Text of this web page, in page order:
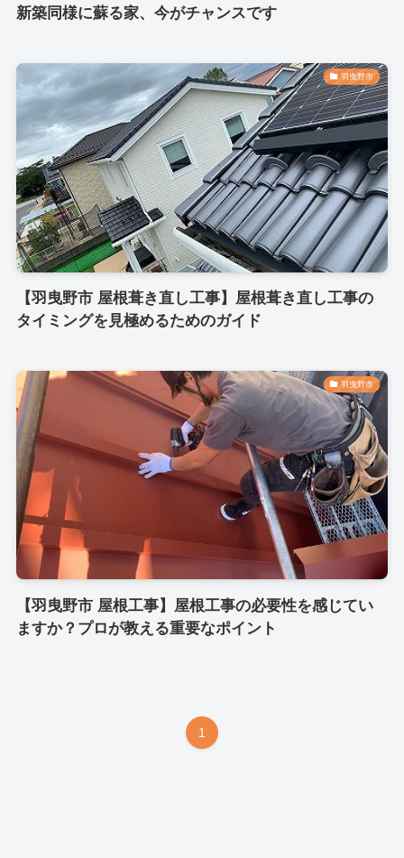
新築同様に蘇る家、今がチャンスです
羽曳野市
【羽曳野市 屋根葺き直し工事】屋根葺き直し工事の
タイミングを見極めるためのガイド
羽曳野市
【羽曳野市 屋根工事】屋根工事の必要性を感じてい
ますか？プロが教える重要なポイント
1